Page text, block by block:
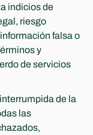
indicios de
riesgo
falsa o
y
de servicios
de la
las